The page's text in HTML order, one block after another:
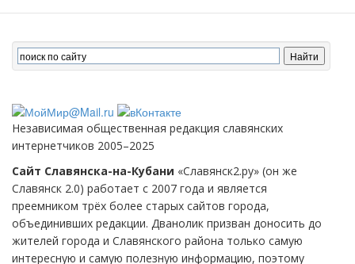
Независимая общественная редакция славянских
интернетчиков 2005–2025
Сайт Славянска-на-Кубани «Славянск2.ру» (он же
Славянск 2.0) работает с 2007 года и является
преемником трёх более старых сайтов города,
объединивших редакции. Дванолик призван доносить до
жителей города и Славянского района только самую
интересную и самую полезную информацию, поэтому